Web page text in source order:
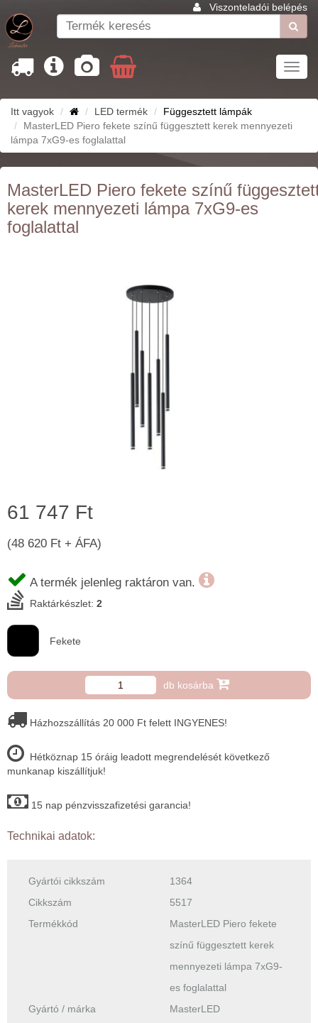
Viszonteladói belépés
Itt vagyok LED termék
Függesztett lámpák
MasterLED Piero fekete színű függesztett kerek mennyezeti
lámpa 7xG9-es foglalattal
MasterLED Piero fekete színű
kerek mennyezeti lámpa 7xG9-es
foglalattal
61 747 Ft
(48 620 Ft + ÁFA)
A termék jelenleg raktáron van.
Raktárkészlet: 2
Fekete
db kosárba
Házhozszállítás 20 000 Ft felett INGYENES!
Hétköznap 15 óráig leadott megrendelését következő
munkanap kiszállítjuk!
15 nap pénzvisszafizetési garancia!
Technikai adatok:
Gyártói cikkszám
1364
Cikkszám
5517
Termékkód
MasterLED Piero fekete
színű függesztett kerek
mennyezeti lámpa 7xG9-
es foglalattal
Gyártó / márka
MasterLED